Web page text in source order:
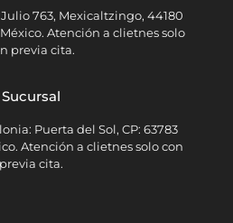
763, Mexicaltzingo, 44180
Atención a clietnes solo
previa cita.
Sucursal
Puerta del Sol, CP: 63783
Atención a clietnes solo con
previa cita.